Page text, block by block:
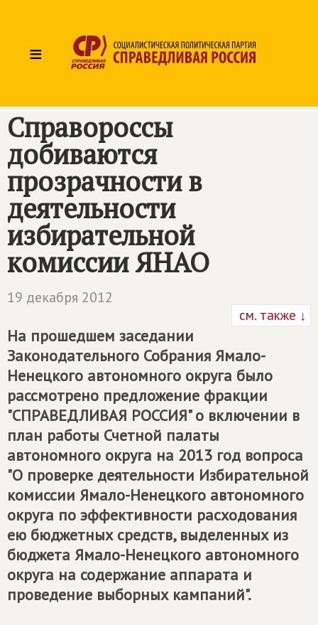
≡
Справороссы
добиваются
прозрачности в
деятельности
избирательной
комиссии ЯНАО
19 декабря 2012
см. также ↓
На прошедшем заседании
Законодательного Собрания Ямало-
Ненецкого автономного округа было
рассмотрено предложение фракции
"СПРАВЕДЛИВАЯ РОССИЯ" о включении в
план работы Счетной палаты
автономного округа на 2013 год вопроса
"О проверке деятельности Избирательной
комиссии Ямало-Ненецкого автономного
округа по эффективности расходования
ею бюджетных средств, выделенных из
бюджета Ямало-Ненецкого автономного
округа на содержание аппарата и
проведение выборных кампаний".